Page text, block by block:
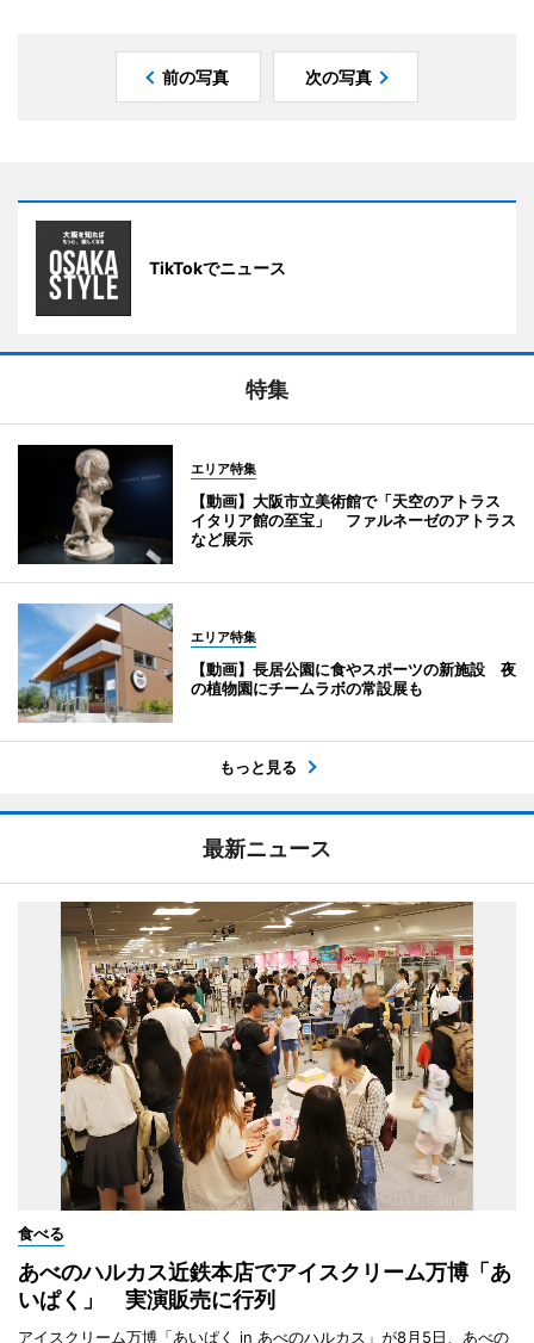
前の写真 次の写真
TikTokでニュース
特集
エリア特集
【動画】大阪市立美術館で「天空のアトラス
イタリア館の至宝」 ファルネーゼのアトラス
など展示
エリア特集
【動画】長居公園に食やスポーツの新施設 夜
の植物園にチームラボの常設展も
もっと見る
最新ニュース
食べる
あべのハルカス近鉄本店でアイスクリーム万博「あ
いぱく」 実演販売に行列
アイスクリーム万博「あいぱく in あべのハルカス」が8月5日、あべの